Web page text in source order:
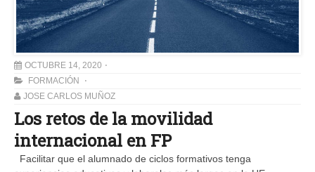
OCTUBRE 14, 2020
FORMACIÓN
JOSE CARLOS MUÑOZ
Los retos de la movilidad
internacional en FP
Facilitar que el alumnado de ciclos formativos tenga